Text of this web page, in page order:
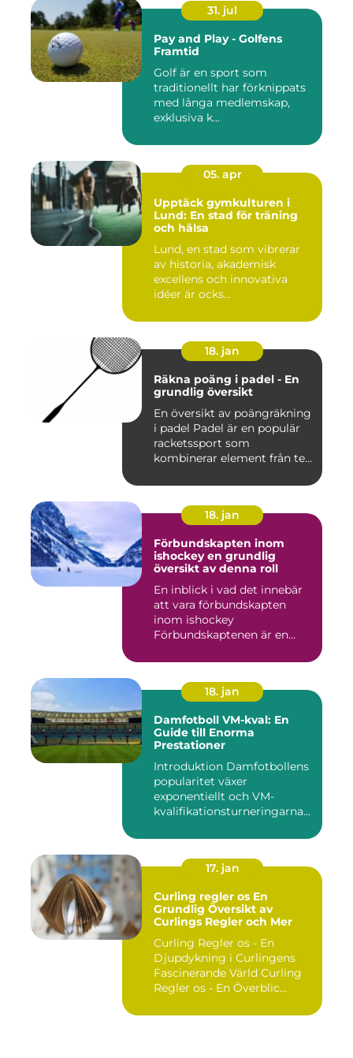
31. jul
Pay and Play - Golfens
Framtid
Golf är en sport som
traditionellt har förknippats
med långa medlemskap,
exklusiva k...
05. apr
Upptäck gymkulturen i
Lund: En stad för träning
och hälsa
Lund, en stad som vibrerar
av historia, akademisk
excellens och innovativa
idéer är ocks...
18. jan
Räkna poäng i padel - En
grundlig översikt
En översikt av poängräkning
i padel Padel är en populär
racketssport som
kombinerar element från te...
18. jan
Förbundskapten inom
ishockey en grundlig
översikt av denna roll
En inblick i vad det innebär
att vara förbundskapten
inom ishockey
Förbundskaptenen är en
18. jan
Damfotboll VM-kval: En
Guide till Enorma
Prestationer
Introduktion Damfotbollens
popularitet växer
exponentiellt och VM-
kvalifikationsturneringarna
17. jan
Curling regler os En
Grundlig Översikt av
Curlings Regler och Mer
Curling Regler os - En
Djupdykning i Curlingens
Fascinerande Värld Curling
Regler os - En Överblic...